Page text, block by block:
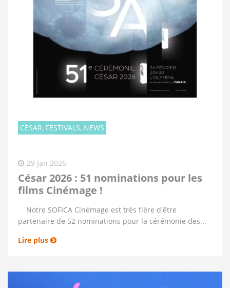
CÉSAR, FESTIVALS, NEWS
29 Jan 2026
César 2026 : 51 nominations pour les
films Cinémage !
Notre SOFICA Cinémage est très fière d'être
partenaire de 52 nominations pour la cérémonie des...
Lire plus